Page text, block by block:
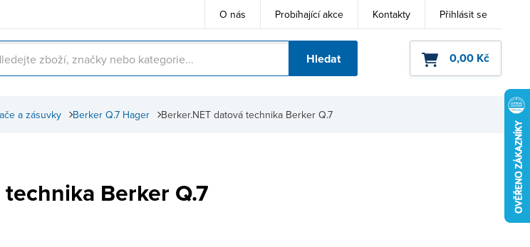
O nás Probíhající akce Kontakty Přihlásit se
Hledat 0,00 Kč
Berker.NET datová technika Berker Q.7
Berker Q.7 Hager
a zásuvky
Berker Q.7